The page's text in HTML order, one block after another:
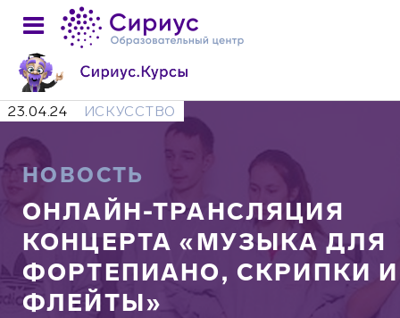
23.04.24 ИСКУССТВО
НОВОСТЬ
ОНЛАЙН-ТРАНСЛЯЦИЯ
КОНЦЕРТА «МУЗЫКА ДЛЯ
ФОРТЕПИАНО, СКРИПКИ И
ФЛЕЙТЫ»